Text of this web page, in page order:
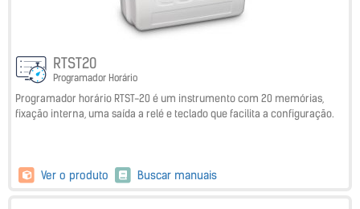
RTST20
Programador Horário
Programador horário RTST-20 é um instrumento com 20 memórias,
fixação interna, uma saída a relé e teclado que facilita a configuração.
Ver o produto Buscar manuais